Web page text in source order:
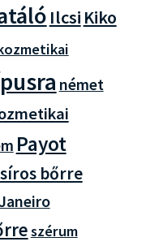
Ilcsi Kiko
német
Payot
bőrre
szérum